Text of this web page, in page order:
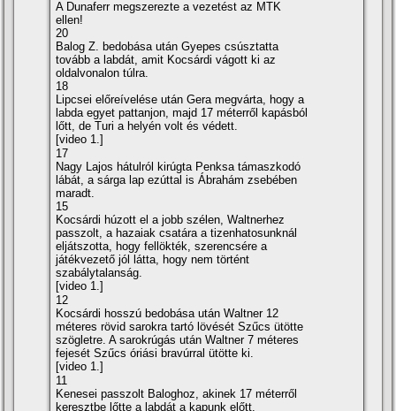
A Dunaferr megszerezte a vezetést az MTK
ellen!
20
Balog Z. bedobása után Gyepes csúsztatta
tovább a labdát, amit Kocsárdi vágott ki az
oldalvonalon túlra.
18
Lipcsei előreí­velése után Gera megvárta, hogy a
labda egyet pattanjon, majd 17 méterről kapásból
lőtt, de Turi a helyén volt és védett.
[video 1.]
17
Nagy Lajos hátulról kirúgta Penksa támaszkodó
lábát, a sárga lap ezúttal is Ábrahám zsebében
maradt.
15
Kocsárdi húzott el a jobb szélen, Waltnerhez
passzolt, a hazaiak csatára a tizenhatosunknál
eljátszotta, hogy fellökték, szerencsére a
játékvezető jól látta, hogy nem történt
szabálytalanság.
[video 1.]
12
Kocsárdi hosszú bedobása után Waltner 12
méteres rövid sarokra tartó lövését Szűcs ütötte
szögletre. A sarokrúgás után Waltner 7 méteres
fejesét Szűcs óriási bravúrral ütötte ki.
[video 1.]
11
Kenesei passzolt Baloghoz, akinek 17 méterről
keresztbe lőtte a labdát a kapunk előtt.